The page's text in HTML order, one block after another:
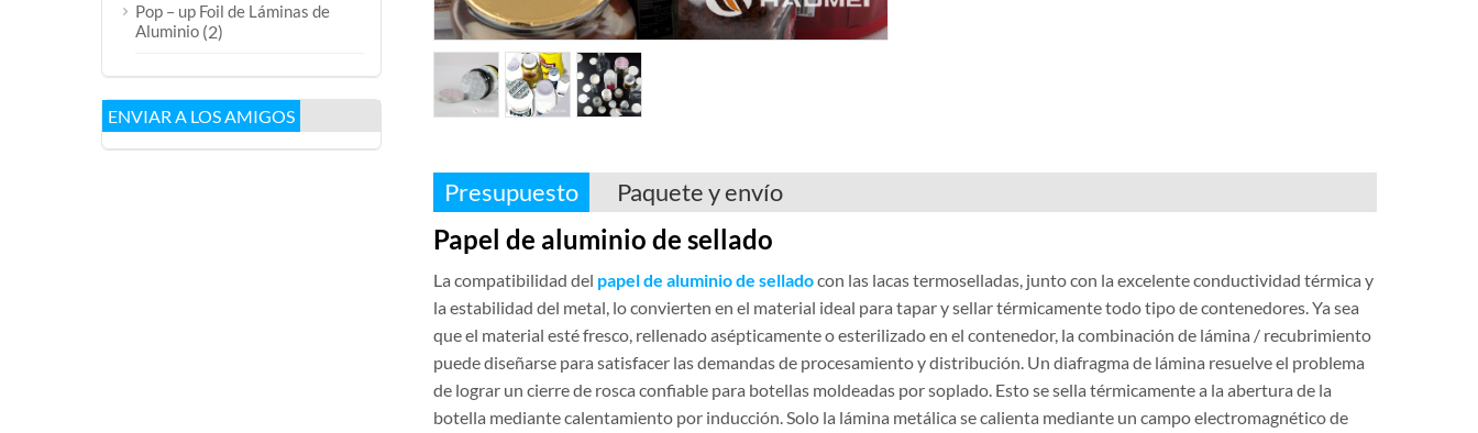
Presupuesto Paquete y envío
Papel de aluminio de sellado
La compatibilidad del papel de aluminiode selladocon las lacas termoselladas, junto con la excelente conductividad térmica y
la estabilidad del metal, lo convierten en el material ideal para tapar y sellar térmicamente todo tipo de contenedores. Ya sea
que el material esté fresco, rellenado asépticamente o esterilizado en el contenedor, la combinación de lámina / recubrimiento
puede diseñarse para satisfacer las demandas de procesamiento y distribución. Un diafragma de lámina resuelve el problema
de lograr un cierre de rosca confiable para botellas moldeadas por soplado. Esto se sella térmicamente a la abertura de la
botella mediante calentamiento por inducción. Solo la lámina metálica se calienta mediante un campo electromagnético de
Pop – up Foil de Láminas de
Aluminio (2)
ENVIAR A LOS AMIGOS